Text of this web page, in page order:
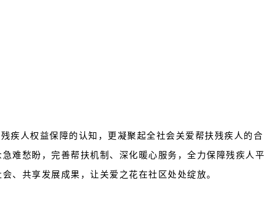
疾人权益保障的认知，更凝聚起全社会关爱帮扶残疾人的合
难愁盼，完善帮扶机制、深化暖心服务，全力保障残疾人平
、共享发展成果，让关爱之花在社区处处绽放。